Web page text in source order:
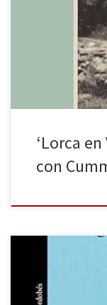
Billingsley,
de Federico
con el noventa
nos ocupa es el
‘Lorca
con
Bajo el ojo del